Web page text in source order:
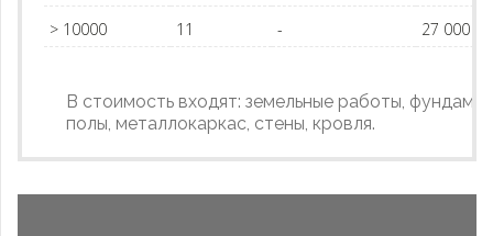
> 10000
11 - 27 000
В стоимость входят: земельные работы,
полы, металлокаркас, стены, кровля.